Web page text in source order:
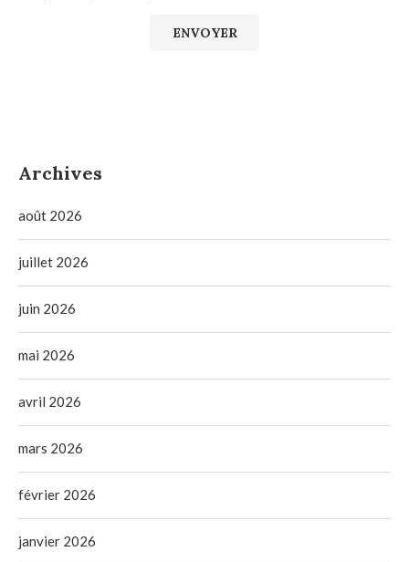
Archives
août 2026
juillet 2026
juin 2026
mai 2026
avril 2026
mars 2026
février 2026
janvier 2026